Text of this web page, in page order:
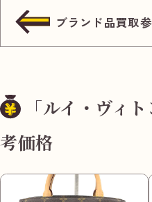
ブランド品買取
「ルイ・ヴィ
考価格